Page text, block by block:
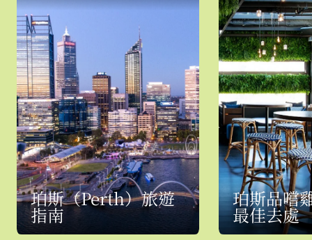
珀斯（Perth）旅遊
指南
珀斯品嚐
最佳去處